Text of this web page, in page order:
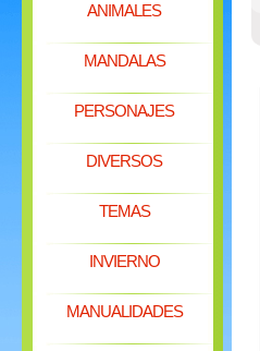
ANIMALES
MANDALAS
PERSONAJES
DIVERSOS
TEMAS
INVIERNO
MANUALIDADES